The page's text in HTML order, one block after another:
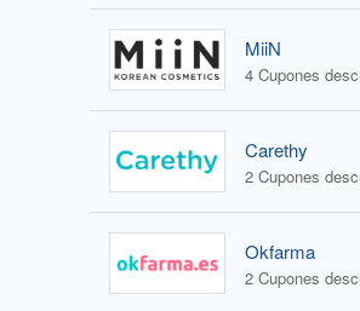
MiiN
Carethy
Okfarma